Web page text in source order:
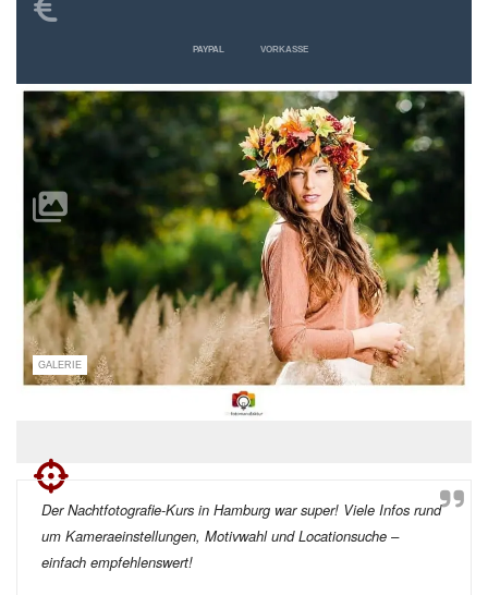
PAYPAL VORKASSE
GALERIE
Der Nachtfotografie-Kurs in Hamburg war super! Viele Infos rund
um Kameraeinstellungen, Motivwahl und Locationsuche –
einfach empfehlenswert!